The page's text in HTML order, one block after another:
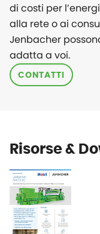
di costi per
alla rete o ai
Jenbacher
adatta a voi.
CONTATTI
Risorse &